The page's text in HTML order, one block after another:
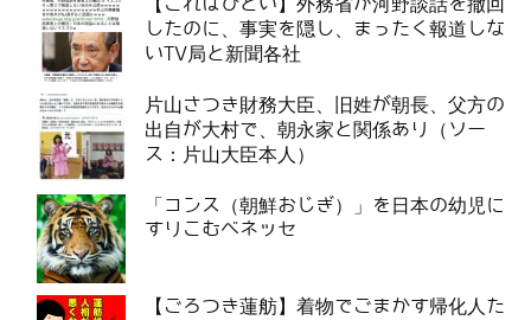
【これはひどい】外務省が河野談話を撤回
したのに、事実を隠し、まったく報道しな
いTV局と新聞各社
片山さつき財務大臣、旧姓が朝長、父方の
出自が大村で、朝永家と関係あり（ソー
ス：片山大臣本人）
「コンス（朝鮮おじぎ）」を日本の幼児に
すりこむベネッセ
【ごろつき蓮舫】着物でごまかす帰化人た